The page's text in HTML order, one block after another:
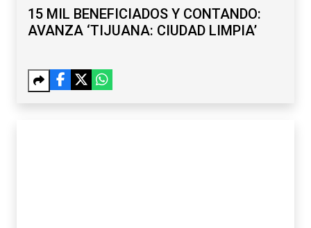
15 MIL BENEFICIADOS Y CONTANDO:
AVANZA ‘TIJUANA: CIUDAD LIMPIA’